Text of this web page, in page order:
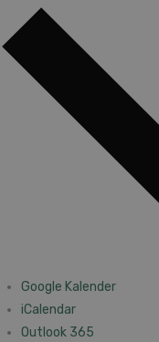
Google Kalender
iCalendar
Outlook 365